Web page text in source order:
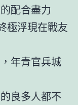
配合盡力
極浮現在戰友
年青官兵城
良多人都不